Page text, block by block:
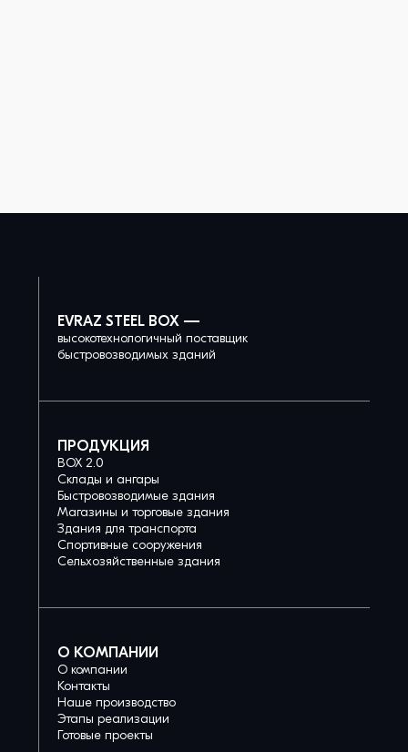
EVRAZ STEEL BOX —
высокотехнологичный поставщик
быстровозводимых зданий
ПРОДУКЦИЯ
BOX 2.0
Склады и ангары
Быстровозводимые здания
Магазины и торговые здания
Здания для транспорта
Спортивные сооружения
Сельхозяйственные здания
О КОМПАНИИ
О компании
Контакты
Наше производство
Этапы реализации
Готовые проекты